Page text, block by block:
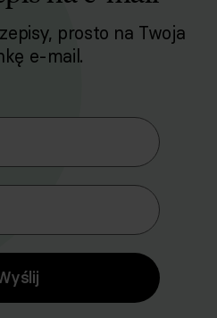
prosto na Twoja
e-mail.
Newslettera